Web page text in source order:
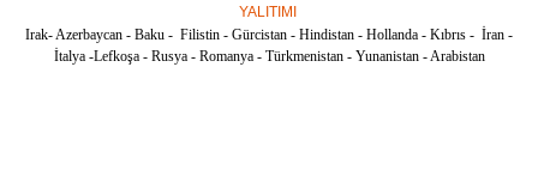
YALITIMI
Irak- Azerbaycan - Baku - Filistin - Gürcistan - Hindistan - Hollanda - Kıbrıs - İran -
İtalya -Lefkoşa - Rusya - Romanya - Türkmenistan - Yunanistan - Arabistan